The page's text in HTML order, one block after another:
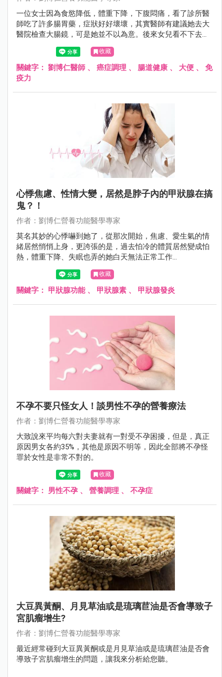
一位女士因為食慾降低，體重下降，下腹悶痛，看了診所醫
師吃了許多腸胃藥，症狀好好壞壞，其實醫師有建議她去大
醫院檢查大腸鏡，可是她並不以為意。後來女兒看不下去，
督促她去醫院照大腸鏡，赫然發現已經是大腸癌第四期，其
實她在一個月前曾看過大便顏色有些暗紅，但不以為意，如
果她一發現便便顏色異樣，立即就醫，結果絕對不會這麼嚴
重的。
收藏
關鍵字： 劉博仁醫師 、 癌症調理 、 腸道健康 、 大便 、 免
疫力
心悸焦慮、性情大變，居然是脖子內的甲狀腺在搞
鬼？！
作者：劉博仁營養功能醫學專家
莫名其妙的心悸嚇到她了，從那次開始，焦慮、愛生氣的情
緒居然悄悄上身，更誇張的是，過去怕冷的體質居然變成怕
熱，體重下降、失眠也弄的她白天無法正常工作...
收藏
關鍵字： 甲狀腺功能、 甲狀腺素 、 甲狀腺發炎
不孕不要只怪女人！談男性不孕的營養療法
作者：劉博仁營養功能醫學專家
大致說來平均每六對夫妻就有一對受不孕困擾，但是，真正
原因男女各約35%，其他是原因不明等，因此全部將不孕怪
罪於女性是非常不對的。
收藏
關鍵字： 男性不孕 、 營養調理 、 不孕症
大豆異黃酮、月見草油或是琉璃苣油是否會導致子
宮肌瘤增生?
作者：劉博仁營養功能醫學專家
最近經常碰到大豆異黃酮或是月見草油或是琉璃苣油是否會
導致子宮肌瘤增生的問題，讓我來分析給您聽。